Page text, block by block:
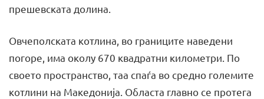
прешевската долина.
Овчеполската котлина, во границите наведени
погоре, има околу 670 квадратни километри. По
своето пространство, таа спаѓа во средно големите
котлини на Македонија. Областа главно се протега